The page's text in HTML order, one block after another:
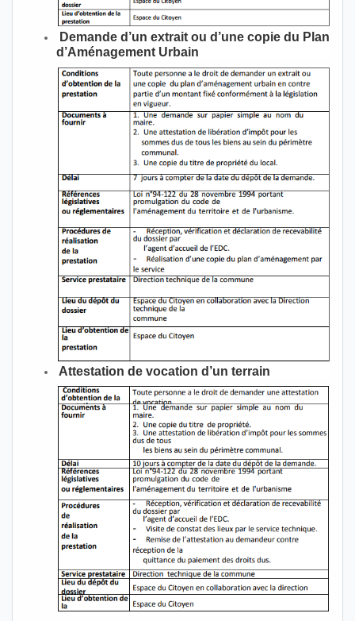
Demande d’un extrait ou d’une copie du Plan
d’Aménagement Urbain
Attestation de vocation d’un terrain